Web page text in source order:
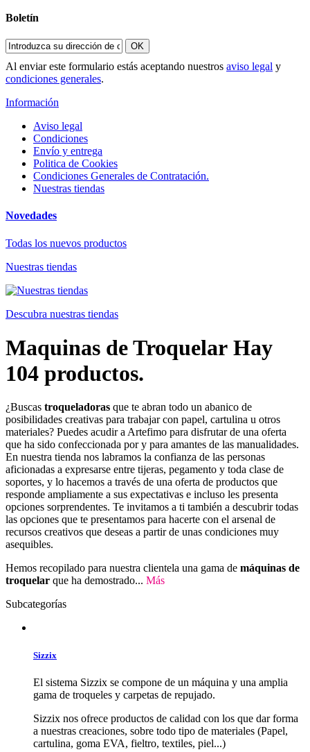
Boletín
OK
Al enviar este formulario estás aceptando nuestros aviso legal y
condiciones generales.
Información
Aviso legal
Condiciones
Envío y entrega
Politica de Cookies
Condiciones Generales de Contratación.
Nuestras tiendas
Novedades
Todas los nuevos productos
Nuestras tiendas
Descubra nuestras tiendas
Maquinas de Troquelar Hay
104 productos.
¿Buscas troqueladoras que te abran todo un abanico de
posibilidades creativas para trabajar con papel, cartulina u otros
materiales? Puedes acudir a Artefimo para disfrutar de una oferta
que ha sido confeccionada por y para amantes de las manualidades.
En nuestra tienda nos labramos la confianza de las personas
aficionadas a expresarse entre tijeras, pegamento y toda clase de
soportes, y lo hacemos a través de una oferta de productos que
responde ampliamente a sus expectativas e incluso les presenta
opciones sorprendentes. Te invitamos a ti también a descubrir todas
las opciones que te presentamos para hacerte con el arsenal de
recursos creativos que deseas a partir de unas condiciones muy
asequibles.
Hemos recopilado para nuestra clientela una gama de máquinas de
troquelar que ha demostrado... Más
Subcategorías
Sizzix
El sistema Sizzix se compone de un máquina y una amplia
gama de troqueles y carpetas de repujado.
Sizzix nos ofrece productos de calidad con los que dar forma
a nuestras creaciones, sobre todo tipo de materiales (Papel,
cartulina, goma EVA, fieltro, textiles, piel...)